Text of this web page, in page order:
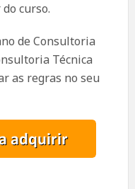
curso.
de Consultoria
Técnica
as regras no seu